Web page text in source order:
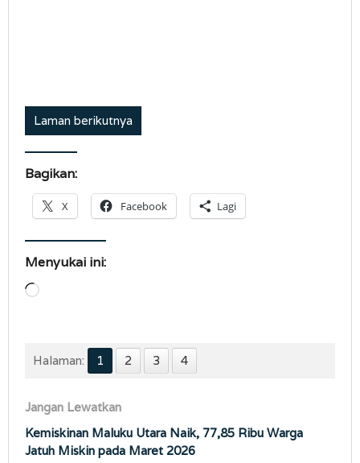
Laman berikutnya
Bagikan:
X Facebook Lagi
Menyukai ini:
Memuat...
Halaman: 1 2 3 4
Jangan Lewatkan
Kemiskinan Maluku Utara Naik, 77,85 Ribu Warga
Jatuh Miskin pada Maret 2026